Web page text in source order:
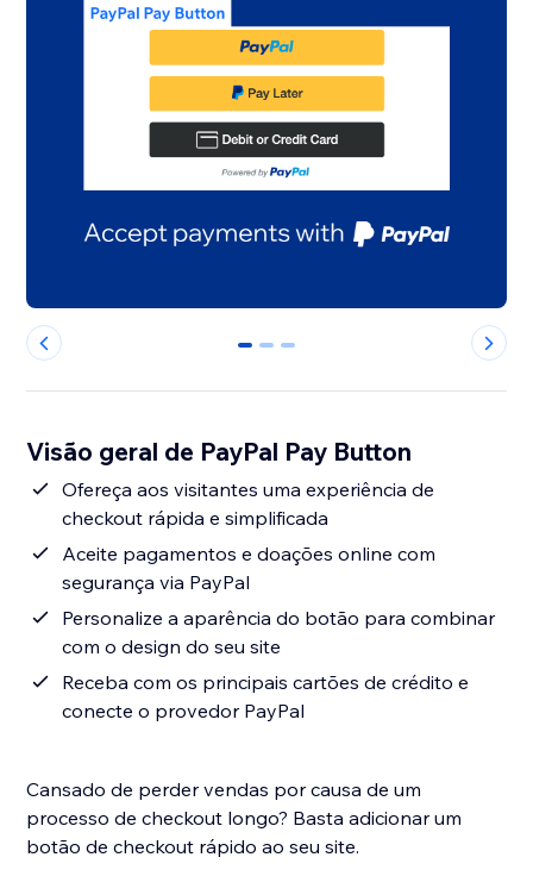
0 1 2
Visão geral de PayPal Pay Button
Ofereça aos visitantes uma experiência de
checkout rápida e simplificada
Aceite pagamentos e doações online com
segurança via PayPal
Personalize a aparência do botão para combinar
com o design do seu site
Receba com os principais cartões de crédito e
conecte o provedor PayPal
Cansado de perder vendas por causa de um
processo de checkout longo? Basta adicionar um
botão de checkout rápido ao seu site.